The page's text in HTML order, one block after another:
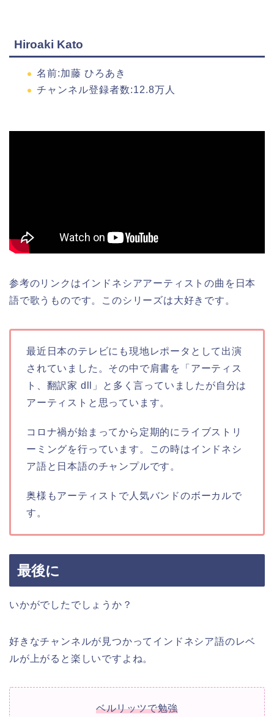
Hiroaki Kato
名前:加藤 ひろあき
チャンネル登録者数:12.8万人
参考のリンクはインドネシアアーティストの曲を日本
語で歌うものです。このシリーズは大好きです。
最近日本のテレビにも現地レポータとして出演
されていました。その中で肩書を「アーティス
ト、翻訳家 dll」と多く言っていましたが自分は
アーティストと思っています。
コロナ禍が始まってから定期的にライブストリ
ーミングを行っています。この時はインドネシ
ア語と日本語のチャンプルです。
奥様もアーティストで人気バンドのボーカルで
す。
最後に
いかがでしたでしょうか？
好きなチャンネルが見つかってインドネシア語のレベ
ルが上がると楽しいですよね。
ベルリッツで勉強